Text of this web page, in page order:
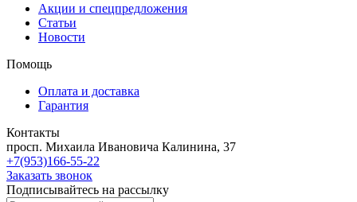
Акции и спецпредложения
Статьи
Новости
Помощь
Оплата и доставка
Гарантия
Контакты
просп. Михаила Ивановича Калинина, 37
+7(953)166-55-22
Заказать звонок
Подписывайтесь на рассылку